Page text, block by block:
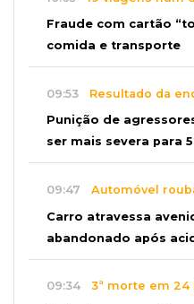
Fraude com cartão
comida e transporte
09:53 Resultado da
Punição de
ser mais severa para
09:47 Automóvel
Carro atravessa
abandonado após
09:34 3ª morte em 24